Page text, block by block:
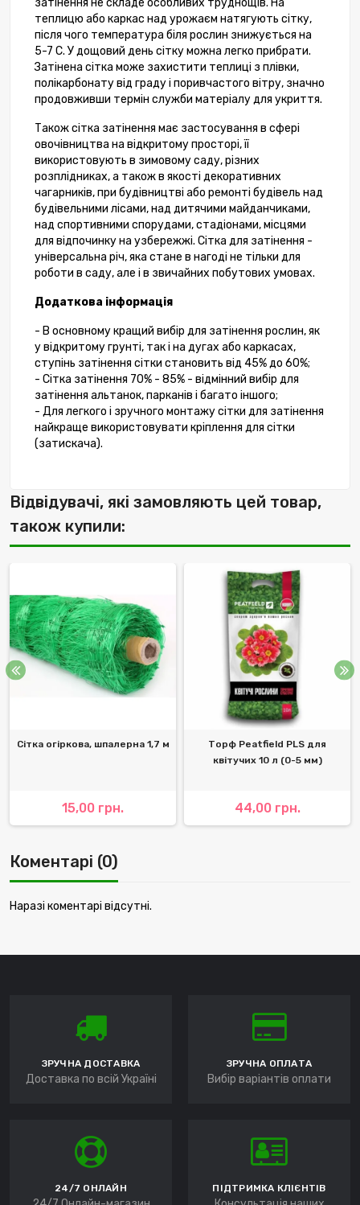
затінення не складе особливих труднощів. На
теплицю або каркас над урожаєм натягують сітку,
після чого температура біля рослин знижується на
5-7 С. У дощовий день сітку можна легко прибрати.
Затінена сітка може захистити теплиці з плівки,
полікарбонату від граду і поривчастого вітру, значно
продовживши термін служби матеріалу для укриття.
Також сітка затінення має застосування в сфері
овочівництва на відкритому просторі, її
використовують в зимовому саду, різних
розплідниках, а також в якості декоративних
чагарників, при будівництві або ремонті будівель над
будівельними лісами, над дитячими майданчиками,
над спортивними спорудами, стадіонами, місцями
для відпочинку на узбережжі. Сітка для затінення -
універсальна річ, яка стане в нагоді не тільки для
роботи в саду, але і в звичайних побутових умовах.
Додаткова інформація
- В основному кращий вибір для затінення рослин, як
у відкритому грунті, так і на дугах або каркасах,
ступінь затінення сітки становить від 45% до 60%;
- Сітка затінення 70% - 85% - відмінний вибір для
затінення альтанок, парканів і багато іншого;
- Для легкого і зручного монтажу сітки для затінення
найкраще використовувати кріплення для сітки
(затискача).
Відвідувачі, які замовляють цей товар,
також купили:
Сітка огіркова, шпалерна 1,7 м
15,00 грн.
Торф Peatfield PLS для
квітучих 10 л (0-5 мм)
44,00 грн.
Коментарі (0)
Наразі коментарі відсутні.
ЗРУЧНА ДОСТАВКА
Доставка по всій Україні
ЗРУЧНА ОПЛАТА
Вибір варіантів оплати
24/7 ОНЛАЙН ПІДТРИМКА КЛІЄНТІВ